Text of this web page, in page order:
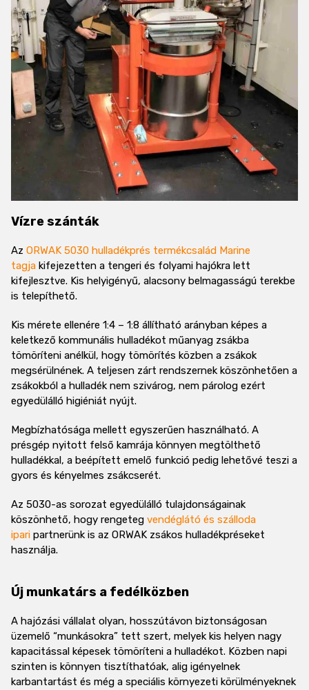
Vízre szánták
Az ORWAK 5030 hulladékprés termékcsalád Marine
tagja kifejezetten a tengeri és folyami hajókra lett
kifejlesztve. Kis helyigényű, alacsony belmagasságú terekbe
is telepíthető.
Kis mérete ellenére 1:4 – 1:8 állítható arányban képes a
keletkező kommunális hulladékot műanyag zsákba
tömöríteni anélkül, hogy tömörítés közben a zsákok
megsérülnének. A teljesen zárt rendszernek köszönhetően a
zsákokból a hulladék nem szivárog, nem párolog ezért
egyedülálló higiéniát nyújt.
Megbízhatósága mellett egyszerűen használható. A
présgép nyitott felső kamrája könnyen megtölthető
hulladékkal, a beépített emelő funkció pedig lehetővé teszi a
gyors és kényelmes zsákcserét.
Az 5030-as sorozat egyedülálló tulajdonságainak
köszönhető, hogy rengeteg vendéglátó és szálloda
ipari partnerünk is az ORWAK zsákos hulladékpréseket
használja.
Új munkatárs a fedélközben
A hajózási vállalat olyan, hosszútávon biztonságosan
üzemelő “munkásokra” tett szert, melyek kis helyen nagy
kapacitással képesek tömöríteni a hulladékot. Közben napi
szinten is könnyen tisztíthatóak, alig igényelnek
karbantartást és még a speciális környezeti körülményeknek